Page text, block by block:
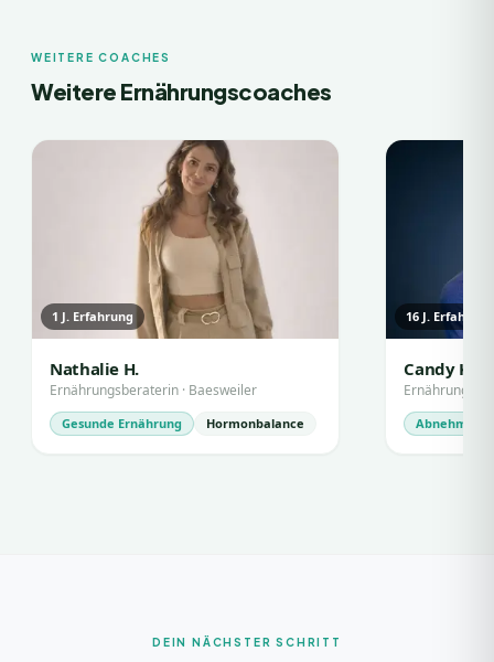
WEITERE COACHES
Weitere Ernährungscoaches
1 J. Erfahrung
Nathalie H.
Ernährungsberaterin · Baesweiler
Gesunde Ernährung Hormonbalance
16 J. Erfahrung
Candy K.
Abnehmen
DEIN NÄCHSTER SCHRITT